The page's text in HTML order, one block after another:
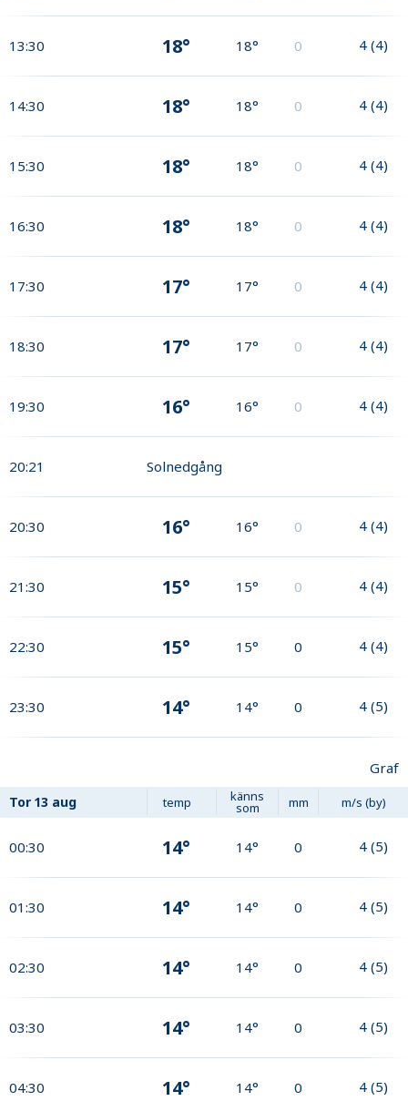
13:30 18° 18° 0 4 (4)
14:30 18° 18° 0 4 (4)
15:30 18° 18° 0 4 (4)
16:30 18° 18° 0 4 (4)
17:30 17° 17° 0 4 (4)
18:30 17° 17° 0 4 (4)
19:30 16° 16° 0 4 (4)
20:21 Solnedgång
20:30 16° 16° 0 4 (4)
21:30 15° 15° 0 4 (4)
22:30 15° 15° 0 4 (4)
23:30 14° 14° 0 4 (5)
Graf
Tor 13 aug temp känns
som mm m/s (by)
00:30 14° 14° 0 4 (5)
01:30 14° 14° 0 4 (5)
02:30 14° 14° 0 4 (5)
03:30 14° 14° 0 4 (5)
04:30 14° 14° 0 4 (5)